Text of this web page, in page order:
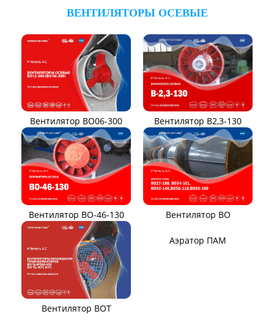
Вентилятор ВЦП 6-45 Вентилятор ВЦП 7-40
Вентилятор ВПЗ Вентилятор В-ЦП8
Вентилятор В-Ц6-30 Виброизоляторы ВРВ
Виброизоляторы ДО